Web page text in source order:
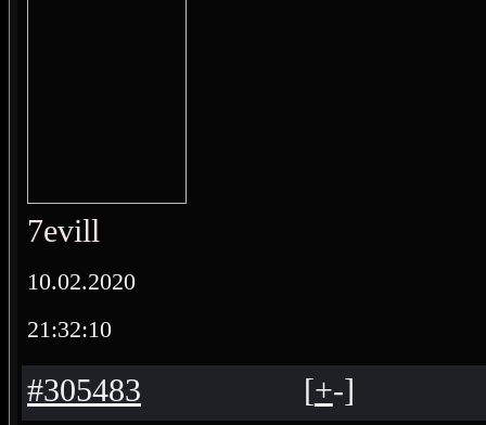
7evill
10.02.2020
21:32:10
#305483 [+-]